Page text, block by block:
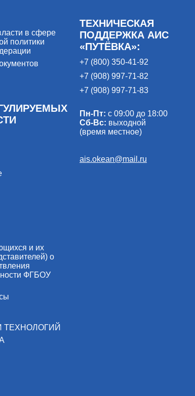
в сфере
политики
и их
о
ФГБОУ
ТЕХНОЛОГИЙ
ТЕХНИЧЕСКАЯ
ПОДДЕРЖКА АИС
«ПУТЁВКА»:
+7 (800) 350-41-92
+7 (908) 997-71-82
+7 (908) 997-71-83
Пн-Пт: с 09:00 до 18:00
Сб-Вс: выходной
(время местное)
ais.okean@mail.ru